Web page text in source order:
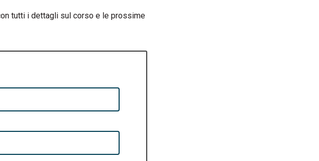
tutti i dettagli sul corso e le prossime